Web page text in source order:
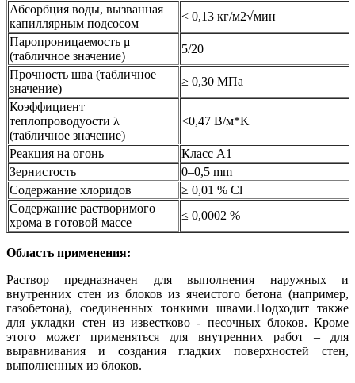
Абсорбция воды, вызванная
капиллярным подсосом
< 0,13 кг/м2√мин
Паропроницаемость μ
(табличное значение)
5/20
Прочность шва (табличное
значение)
≥ 0,30 МПа
Коэффициент
теплопроводyости λ
(табличное значение)
<0,47 В/м*K
Реакция на огонь
Класс А1
Зернистость
0–0,5 mm
Содержание хлоридов
≥ 0,01 % Cl
Содержание растворимого
хрома в готовой массе
≤ 0,0002 %
Область применения:
Раствор предназначен для выполнения наружных и
внутренних стен из блоков из ячеистого бетона (например,
газобетона), соединенных тонкими швами.Подходит также
для укладки стен из известково - песочных блоков. Кроме
этого может применяться для внутренних работ – для
выравнивания и создания гладких поверхностей стен,
выполненных из блоков.